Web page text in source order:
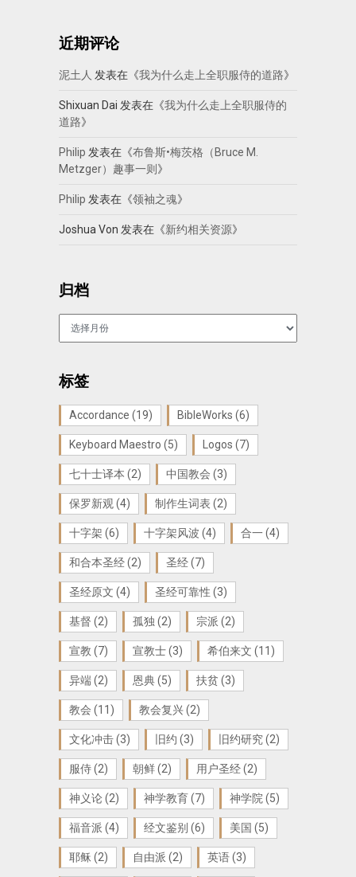
近期评论
泥土人 发表在《我为什么走上全职服侍的道路》
Shixuan Dai 发表在《我为什么走上全职服侍的
道路》
Philip 发表在《布鲁斯•梅茨格（Bruce M.
Metzger）趣事一则 》
Philip 发表在《领袖之魂》
Joshua Von 发表在《新约相关资源》
归档
标签
Accordance (19) BibleWorks (6)
Keyboard Maestro (5) Logos (7)
七十士译本 (2) 中国教会 (3)
保罗新观 (4) 制作生词表 (2)
十字架 (6) 十字架风波 (4) 合一(4)
和合本圣经(2) 圣经(7)
圣经原文 (4) 圣经可靠性 (3)
基督 (2) 孤独 (2) 宗派 (2)
宣教 (7) 宣教士(3) 希伯来文 (11)
异端(2) 恩典(5) 扶贫 (3)
教会 (11) 教会复兴(2)
文化冲击(3) 旧约 (3) 旧约研究(2)
服侍(2) 朝鲜(2) 用户圣经(2)
神义论(2) 神学教育(7) 神学院 (5)
福音派 (4) 经文鉴别 (6) 美国 (5)
耶稣 (2) 自由派 (2) 英语(3)